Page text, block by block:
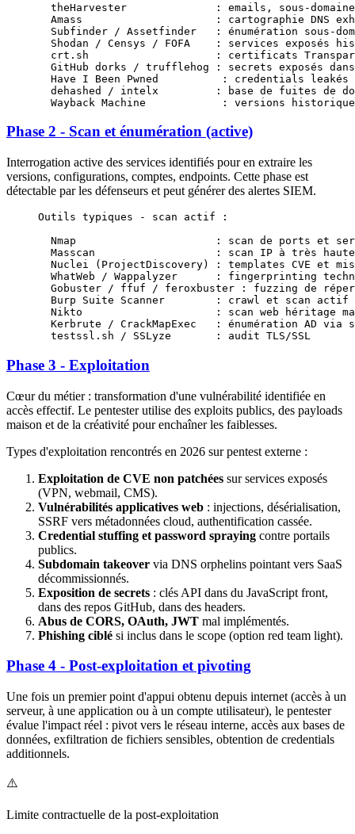
theHarvester              : emails, sous-
Amass                     : cartographie DNS
Subfinder / Assetfinder   : énumération sous-
Shodan / Censys / FOFA    : services exposés
crt.sh                    : certificats
GitHub dorks / trufflehog : secrets exposés
Have I Been Pwned          : credentials leakés
dehashed / intelx         : base de fuites de
Wayback Machine            : versions
Phase 2 - Scan et énumération (active)
Interrogation active des services identifiés pour en extraire les
versions, configurations, comptes, endpoints. Cette phase est
détectable par les défenseurs et peut générer des alertes SIEM.
Outils typiques - scan actif :
Nmap                      : scan de ports et
Masscan                   : scan IP à très
Nuclei (ProjectDiscovery) : templates CVE et
WhatWeb / Wappalyzer      : fingerprinting
Gobuster / ffuf / feroxbuster : fuzzing de
Burp Suite Scanner        : crawl et scan actif
Nikto                     : scan web héritage
Kerbrute / CrackMapExec   : énumération AD via
  testssl.sh / SSLyze       : audit TLS/SSL
Phase 3 - Exploitation
Cœur du métier : transformation d'une vulnérabilité identifiée en
accès effectif. Le pentester utilise des exploits publics, des payloads
maison et de la créativité pour enchaîner les faiblesses.
Types d'exploitation rencontrés en 2026 sur pentest externe :
Exploitation de CVE non patchées sur services exposés
(VPN, webmail, CMS).
Vulnérabilités applicatives web : injections, désérialisation,
SSRF vers métadonnées cloud, authentification cassée.
Credential stuffing et password spraying contre portails
publics.
Subdomain takeover via DNS orphelins pointant vers SaaS
décommissionnés.
Exposition de secrets : clés API dans du JavaScript front,
dans des repos GitHub, dans des headers.
Abus de CORS, OAuth, JWT mal implémentés.
Phishing ciblé si inclus dans le scope (option red team light).
Phase 4 - Post-exploitation et pivoting
Une fois un premier point d'appui obtenu depuis internet (accès à un
serveur, à une application ou à un compte utilisateur), le pentester
évalue l'impact réel : pivot vers le réseau interne, accès aux bases de
données, exfiltration de fichiers sensibles, obtention de credentials
additionnels.
⚠️
Limite contractuelle de la post-exploitation